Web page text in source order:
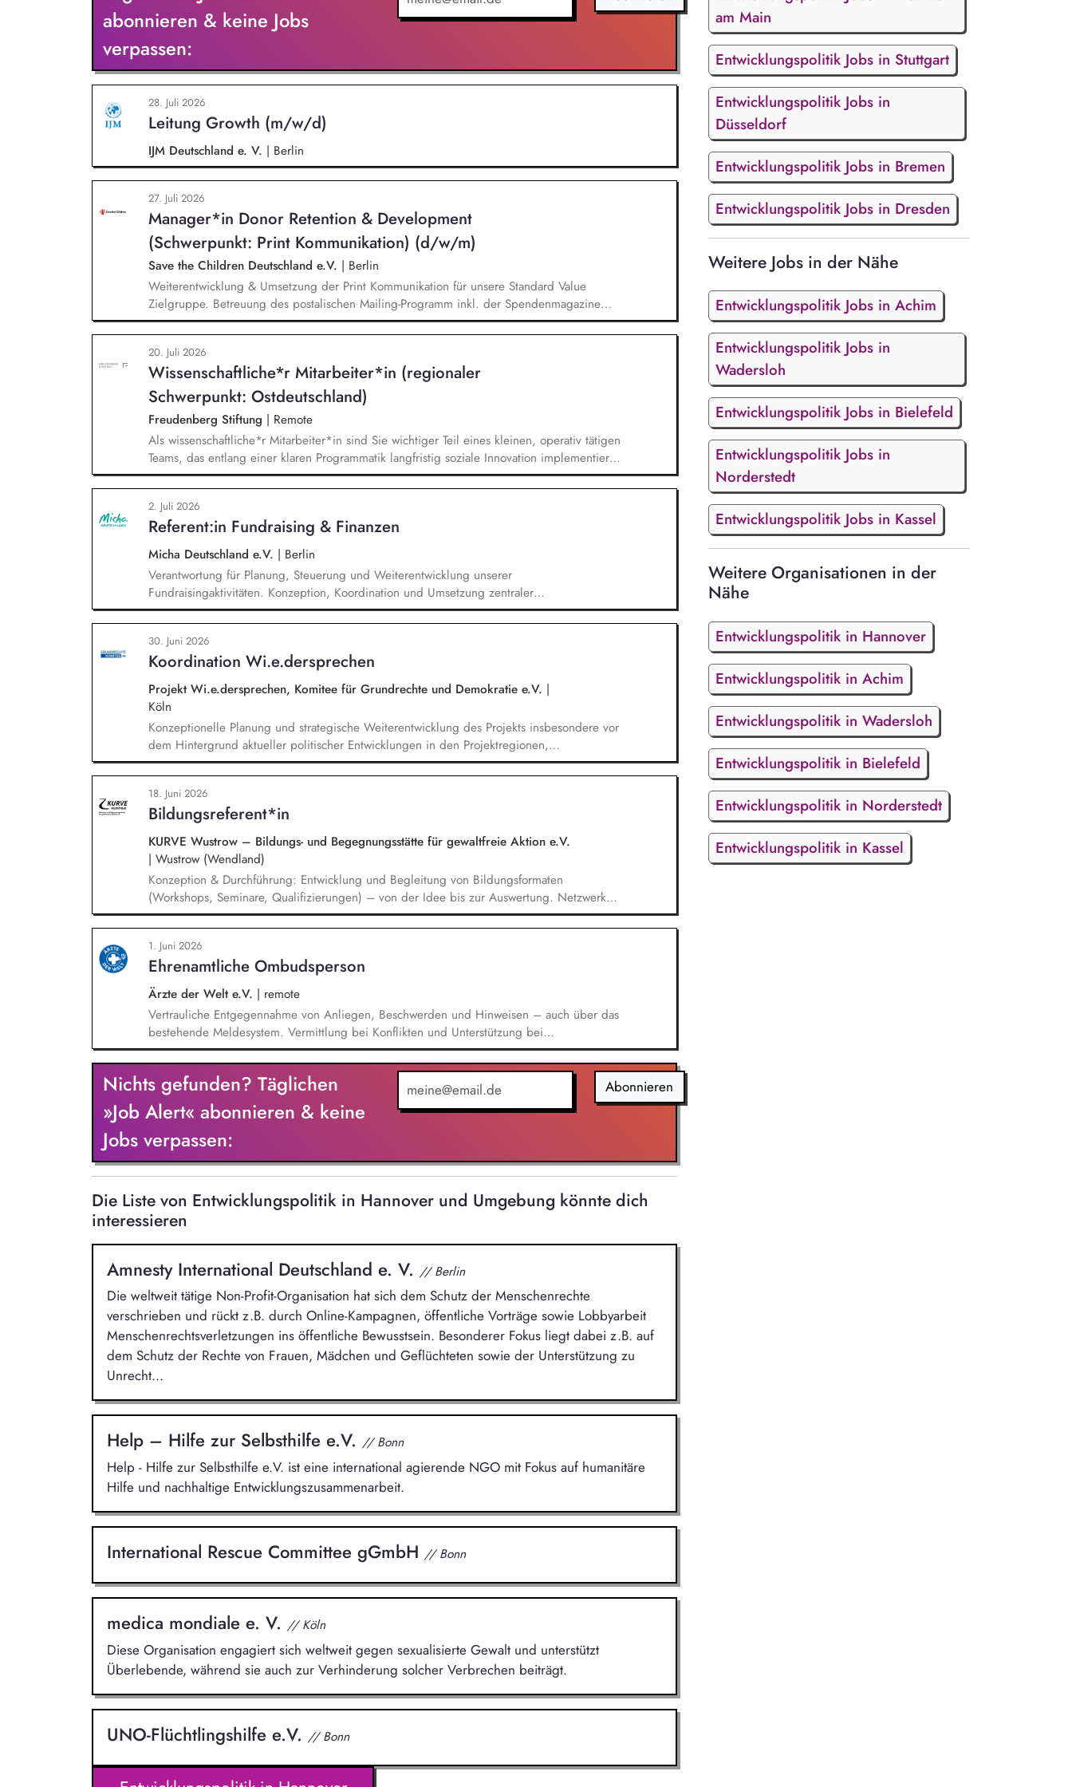
zusammen.
abonnieren & keine Jobs
verpassen:
28. Juli 2026
Leitung Growth (m/w/d)
IJM Deutschland e. V. | Berlin
27. Juli 2026
Manager*in Donor Retention & Development
(Schwerpunkt: Print Kommunikation) (d/w/m)
Save the Children Deutschland e.V. | Berlin
Weiterentwicklung & Umsetzung der Print Kommunikation für unsere Standard Value
Zielgruppe. Betreuung des postalischen Mailing-Programm inkl. der Spendenmagazine
und Spendenaufrufe sowie der Print Kommunikation innerhalb unserer Donor Journeys. Ko-
Produktion von Content für die Print Kommunikation in enger Zusammenarbeit mit dem
Team Brand, Content & Publikationen. Redaktion und Prüfung von Content/Texten für
andere Kanäle und Medien.
20. Juli 2026
Wissenschaftliche*r Mitarbeiter*in (regionaler
Schwerpunkt: Ostdeutschland)
Freudenberg Stiftung | Remote
Als wissenschaftliche*r Mitarbeiter*in sind Sie wichtiger Teil eines kleinen, operativ tätigen
Teams, das entlang einer klaren Programmatik langfristig soziale Innovation implementiert.
Sie unterstützen die Geschäftsführung bei der Umsetzung der Stiftungsprogrammatik und
entwickeln dabei die Internationalisierungsstrategie der Stiftung weiter. Sie übersetzen
wissenschaftliche Erkenntnisse in alltagsangebundene Handlungsansätze entlang unserer
Stiftungsprogrammatik.
2. Juli 2026
Referent:in Fundraising & Finanzen
Micha Deutschland e.V. | Berlin
Verantwortung für Planung, Steuerung und Weiterentwicklung unserer
Fundraisingaktivitäten. Konzeption, Koordination und Umsetzung zentraler
Fundraisingkampagnen (z. B. Frühjahr, Jahresende, Aktionen). Aufbau, Pflege und
strategische Weiterentwicklung der Spender:innen‑ und Großspender:innen‑Beziehungen.
Drittmittelmanagement: Antragstellung, Berichte, Mittelabrufe und Fristenkontrolle.
Budget‑ und Liquiditätsplanung sowie laufendes Finanzmonitoring.
30. Juni 2026
Koordination Wi.e.dersprechen
Projekt Wi.e.dersprechen, Komitee für Grundrechte und Demokratie e.V. |
Köln
Konzeptionelle Planung und strategische Weiterentwicklung des Projekts insbesondere vor
dem Hintergrund aktueller politischer Entwicklungen in den Projektregionen,
Öffentlichkeitsarbeit Print und web in Deutsch und Englisch, Vertretung des Projekts bei
Vorträgen, Netzwerk- u. Fundraisingveranstaltungen, Weiterentwicklung des
Privatspendenfundraisings, regelmäßige Kommunikation mit und das Gewinnen von
(neuen) Spender*innen, Organisation und Begleitung der etwa jährlich stattfindenden
Dialogseminare.
18. Juni 2026
Bildungsreferent*in
KURVE Wustrow – Bildungs- und Begegnungsstätte für gewaltfreie Aktion e.V.
| Wustrow (Wendland)
Konzeption & Durchführung: Entwicklung und Begleitung von Bildungsformaten
(Workshops, Seminare, Qualifizierungen) – von der Idee bis zur Auswertung. Netzwerk &
Kooperation: Zusammenarbeit mit Trainer*innen, Partnern im In- und Ausland, Mitarbeit in
Fachgremien und Akquise von Fördermitteln. Qualitätsmanagement: Sicherstellung hoher
Standards in unserer Bildungsarbeit – inkl. Reflexion über Machtverhältnisse und
Diskriminierung in der eigenen Organisation. Öffentlichkeitsarbeit: Weiterentwicklung der
Außenkommunikation und Ansprache neuer Zielgruppen.
1. Juni 2026
Ehrenamtliche Ombudsperson
Ärzte der Welt e.V. | remote
Vertrauliche Entgegennahme von Anliegen, Beschwerden und Hinweisen – auch über das
bestehende Meldesystem. Vermittlung bei Konflikten und Unterstützung bei
Klärungsprozessen. Konzeption und Durchführung von Schulungen und
Sensibilisierungsformaten. Mitwirkung an der Weiterentwicklung von Leitlinien,
Verhaltenskodizes und dem Meldesystem. Förderung einer offenen Feedback- und
Beschwerdekultur innerhalb der Organisation.
Nichts gefunden? Täglichen
»Job Alert« abonnieren & keine
Jobs verpassen:
Abonnieren
Die Liste von Entwicklungspolitik in Hannover und Umgebung könnte dich
interessieren
Amnesty International Deutschland e. V. // Berlin
Die weltweit tätige Non-Profit-Organisation hat sich dem Schutz der Menschenrechte
verschrieben und rückt z.B. durch Online-Kampagnen, öffentliche Vorträge sowie Lobbyarbeit
Menschenrechtsverletzungen ins öffentliche Bewusstsein. Besonderer Fokus liegt dabei z.B. auf
dem Schutz der Rechte von Frauen, Mädchen und Geflüchteten sowie der Unterstützung zu
Unrecht...
Help – Hilfe zur Selbsthilfe e.V. // Bonn
Help - Hilfe zur Selbsthilfe e.V. ist eine international agierende NGO mit Fokus auf humanitäre
Hilfe und nachhaltige Entwicklungszusammenarbeit.
International Rescue Committee gGmbH // Bonn
medica mondiale e. V. // Köln
Diese Organisation engagiert sich weltweit gegen sexualisierte Gewalt und unterstützt
Überlebende, während sie auch zur Verhinderung solcher Verbrechen beiträgt.
UNO-Flüchtlingshilfe e.V. // Bonn
am Main
Entwicklungspolitik Jobs in Stuttgart
Entwicklungspolitik Jobs in
Düsseldorf
Entwicklungspolitik Jobs in Bremen
Entwicklungspolitik Jobs in Dresden
Weitere Jobs in der Nähe
Entwicklungspolitik Jobs in Achim
Entwicklungspolitik Jobs in
Wadersloh
Entwicklungspolitik Jobs in Bielefeld
Entwicklungspolitik Jobs in
Norderstedt
Entwicklungspolitik Jobs in Kassel
Weitere Organisationen in der
Nähe
Entwicklungspolitik in Hannover
Entwicklungspolitik in Achim
Entwicklungspolitik in Wadersloh
Entwicklungspolitik in Bielefeld
Entwicklungspolitik in Norderstedt
Entwicklungspolitik in Kassel